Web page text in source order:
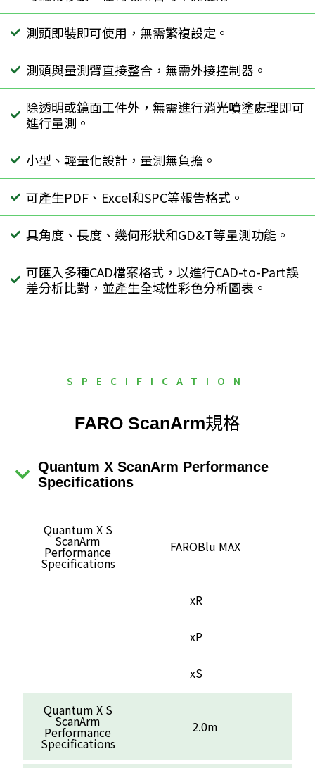
測頭即裝即可使用，無需繁複設定。
測頭與量測臂直接整合，無需外接控制器。
除透明或鏡面工件外，無需進行消光噴塗處理即可
進行量測。
小型、輕量化設計，量測無負擔。
可產生PDF、Excel和SPC等報告格式。
具角度、長度、幾何形狀和GD&T等量測功能。
可匯入多種CAD檔案格式，以進行CAD-to-Part誤
差分析比對，並產生全域性彩色分析圖表。
SPECIFICATION
FARO ScanArm規格
Quantum X ScanArm Performance
Specifications
Quantum X S
ScanArm
Performance
Specifications
FAROBlu MAX
xR
xP
xS
Quantum X S
ScanArm
Performance
Specifications
2.0m